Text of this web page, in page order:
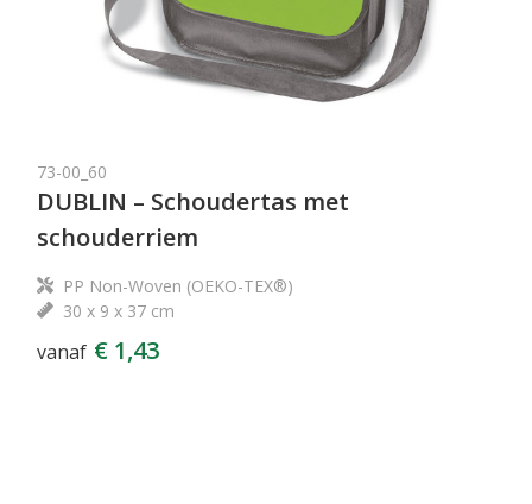
73-00_60
DUBLIN – Schoudertas met
schouderriem
PP Non-Woven (OEKO-TEX®)
30 x 9 x 37 cm
vanaf € 1,43